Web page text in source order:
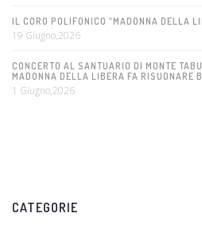
IL CORO POLIFONICO “MADONNA DELLA
19 Giugno,2026
CONCERTO AL SANTUARIO DI MONTE
MADONNA DELLA LIBERA FA RISUONARE
1 Giugno,2026
CATEGORIE